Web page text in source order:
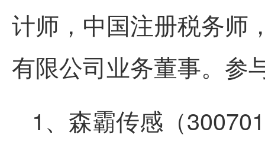
计师，中国注册税务师
有限公司业务董事。参
1、森霸传感（